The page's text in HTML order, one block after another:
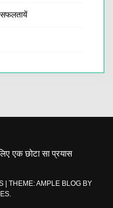
सफलतायें
एक छोटा सा प्रयास
THEME: AMPLE BLOG BY
.